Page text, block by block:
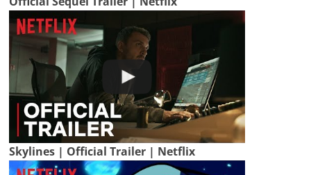
Skylines | Official Trailer | Netflix